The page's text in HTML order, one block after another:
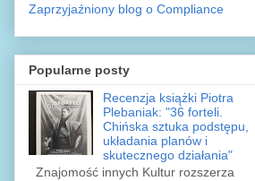
Zaprzyjaźniony blog o Compliance
Popularne posty
Recenzja książki Piotra
Plebaniak: "36 forteli.
Chińska sztuka podstępu,
układania planów i
skutecznego działania"
Znajomość innych Kultur rozszerza